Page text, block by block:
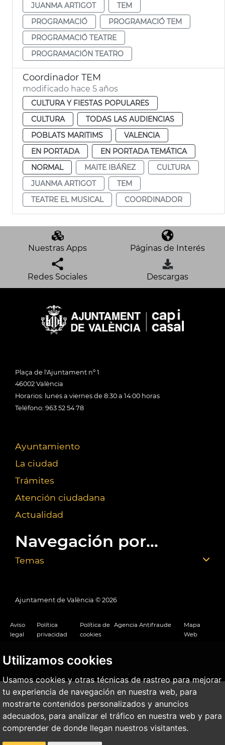
Utilizamos cookies
Usamos cookies y otras técnicas de rastreo para mejorar
tu experiencia de navegación en nuestra web, para
mostrarte contenidos personalizados y anuncios
adecuados, para analizar el tráfico en nuestra web y para
comprender de donde llegan nuestros visitantes.
JUANMA ARTIGOT
TEM
PROGRAMACIÓ
PROGRAMACIÓ TEM
PROGRAMACIÓ TEATRE
PROGRAMACIÓN TEATRO
Coordinador TEM
modificado hace 5 años
CULTURA Y FIESTAS POPULARES
CULTURA
TODAS LAS AUDIENCIAS
POBLATS MARITIMS
VALENCIA
EN PORTADA
EN PORTADA TEMÁTICA
NORMAL
MAITE IBÁÑEZ
CULTURA
JUANMA ARTIGOT
TEM
TEATRE EL MUSICAL
COORDINADOR
Nuestras Apps Páginas de Interés
Redes Sociales Descargas
Plaça de l'Ajuntament nº 1
46002 València
Horarios: lunes a viernes de 8:30 a 14:00 horas
Teléfono: 963 52 54 78
Ayuntamiento
La ciudad
Trámites
Atención ciudadana
Actualidad
Navegación por...
Temas
Ajuntament de València © 2026
Aviso
legal
Política
privacidad
Política de
cookies
Agencia Antifraude
Mapa
Web